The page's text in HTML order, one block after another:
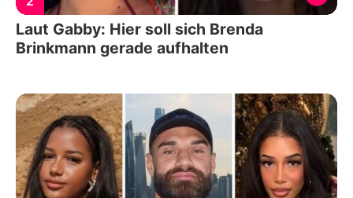
Laut Gabby: Hier soll sich Brenda
Brinkmann gerade aufhalten